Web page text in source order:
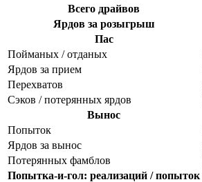
Всего драйвов
Ярдов за розыгрыш
Пас
Пойманых / отданых
Ярдов за прием
Перехватов
Сэков / потерянных ярдов
Вынос
Попыток
Ярдов за вынос
Потерянных фамблов
Попытка-и-гол: реализаций / попыток